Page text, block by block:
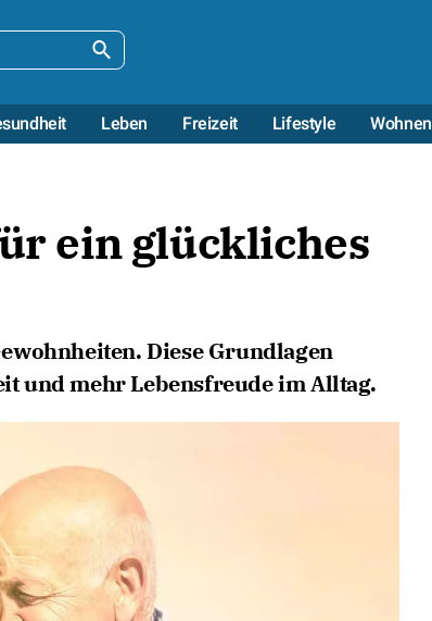
Leben Freizeit Lifestyle Wohnen
ein glückliches
Diese Grundlagen
und mehr Lebensfreude im Alltag.